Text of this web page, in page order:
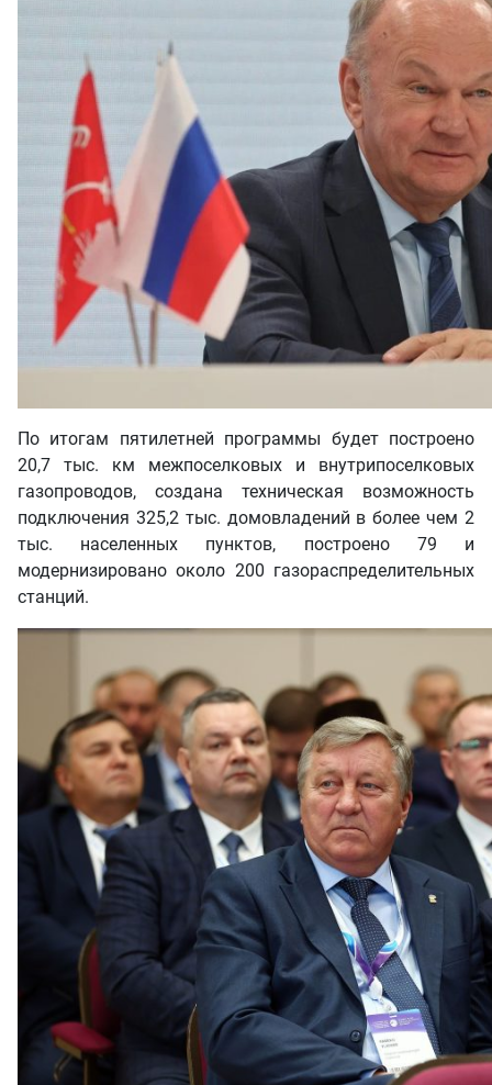
По итогам пятилетней программы будет построено
20,7 тыс. км межпоселковых и внутрипоселковых
газопроводов, создана техническая возможность
подключения 325,2 тыс. домовладений в более чем 2
тыс. населенных пунктов, построено 79 и
модернизировано около 200 газораспределительных
станций.